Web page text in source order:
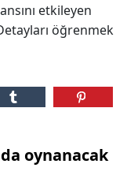
etkileyen
öğrenmek
oynanacak